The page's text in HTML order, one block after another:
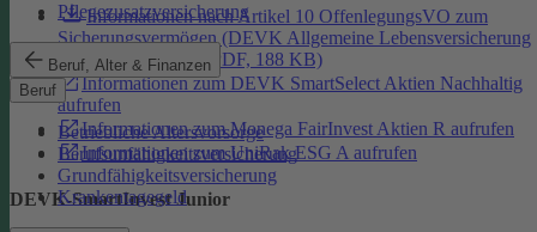
Pflegezusatzversicherung
Beruf, Alter & Finanzen
Beruf
Betriebliche Altersvorsorge
Berufsunfähigkeitsversicherung
Grundfähigkeitsversicherung
Krankentagegeld
Informationen nach Artikel 10 OffenlegungsVO zum
Sicherungsvermögen (DEVK Allgemeine Lebensversicherung
AG) herunterladen (PDF, 188 KB)
Informationen zum DEVK SmartSelect Aktien Nachhaltig
aufrufen
Informationen zum Monega FairInvest Aktien R aufrufen
Informationen zum UniRak ESG A aufrufen
DEVK-SmartInvest Junior